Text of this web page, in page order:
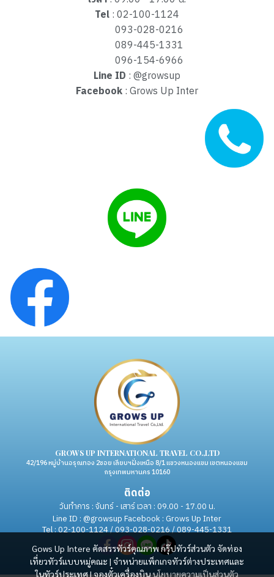
Tel: 02-100-1124
093-028-0216
089-445-1331
096-154-6966
Line ID : @growsup
Facebook: Grows Up Inter
Gows Up Intere คัดสรรทัวร์คุณภาพ กรุ๊ปทัวร์ส่วนตัว จัดท่อง
เที่ยวทัวร์แบบหมู่คณะ | จำหน่ายแพ็กเกจทัวร์ต่างประเทศและ
ในทัวร์ประเทศ | จองตั๋วเครื่องบินนโยบายความเป็นส่วนตัว
GROWS UP INTERNATIONAL TRAVEL CO.,LTD
42/196 หมู่บ้านอรุณทอง 2ซอย เลียบฯฝั่งเหนือ 8/1 แขวงหนองแขม เขตหนองแขม
กรุงเทพมหานคร 10160
ติดต่อ
วันทำการ : จันทร์ - เสาร์ เวลา : 09.00 - 17.00 น.
Line ID : @growsup Facebook : Grows Up Inter
Tel : 02-100-1124 / 093-028-0216 / 089-445-1331